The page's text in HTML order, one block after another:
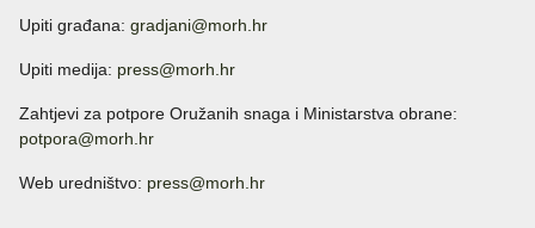
Upiti građana: gradjani@morh.hr
Upiti medija: press@morh.hr
Zahtjevi za potpore Oružanih snaga i Ministarstva obrane:
potpora@morh.hr
Web uredništvo: press@morh.hr